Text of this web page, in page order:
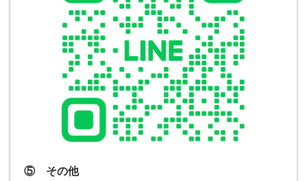
⑤ その他